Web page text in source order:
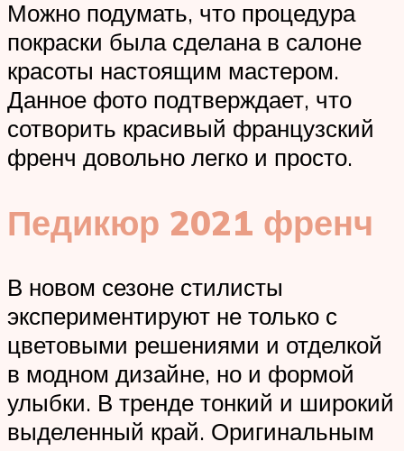
Можно подумать, что процедура
покраски была сделана в салоне
красоты настоящим мастером.
Данное фото подтверждает, что
сотворить красивый французский
френч довольно легко и просто.
Педикюр 2021 френч
В новом сезоне стилисты
экспериментируют не только с
цветовыми решениями и отделкой
в модном дизайне, но и формой
улыбки. В тренде тонкий и широкий
выделенный край. Оригинальным